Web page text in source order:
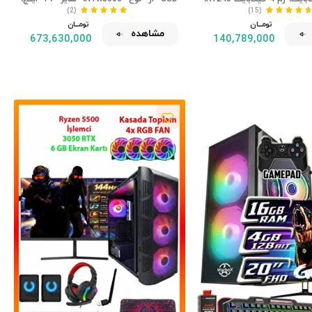
اینچی
(15)
تومــــــان
140,789,000
خنک‌کننده مایع ۲۴۰ هرتز و DDR5
(2)
تومــــــان
673,630,000 مشاهده